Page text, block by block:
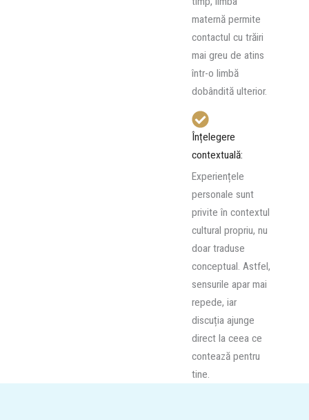
maternă permite
contactul cu trăiri
mai greu de atins
într-o limbă
dobândită ulterior.
Înțelegere
contextuală:
Experiențele
personale sunt
privite în contextul
cultural propriu, nu
doar traduse
conceptual. Astfel,
sensurile apar mai
repede, iar
discuția ajunge
direct la ceea ce
contează pentru
tine.